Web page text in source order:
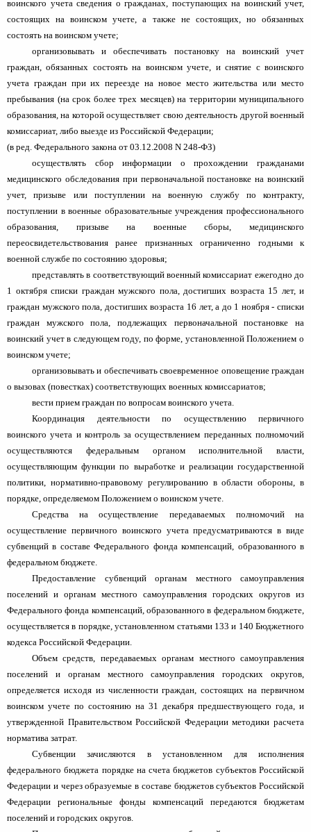
воинского учета сведения о гражданах, поступающих на воинский учет,
состоящих на воинском учете, а также не состоящих, но обязанных
состоять на воинском учете;
организовывать и обеспечивать постановку на воинский учет
граждан, обязанных состоять на воинском учете, и снятие с воинского
учета граждан при их переезде на новое место жительства или место
пребывания (на срок более трех месяцев) на территории муниципального
образования, на которой осуществляет свою деятельность другой военный
комиссариат, либо выезде из Российской Федерации;
(в ред. Федерального закона от 03.12.2008 N 248-ФЗ)
осуществлять сбор информации о прохождении гражданами
медицинского обследования при первоначальной постановке на воинский
учет, призыве или поступлении на военную службу по контракту,
поступлении в военные образовательные учреждения профессионального
образования, призыве на военные сборы, медицинского
переосвидетельствования ранее признанных ограниченно годными к
военной службе по состоянию здоровья;
представлять в соответствующий военный комиссариат ежегодно до
1 октября списки граждан мужского пола, достигших возраста 15 лет, и
граждан мужского пола, достигших возраста 16 лет, а до 1 ноября - списки
граждан мужского пола, подлежащих первоначальной постановке на
воинский учет в следующем году, по форме, установленной Положением о
воинском учете;
организовывать и обеспечивать своевременное оповещение граждан
о вызовах (повестках) соответствующих военных комиссариатов;
вести прием граждан по вопросам воинского учета.
Координация деятельности по осуществлению первичного
воинского учета и контроль за осуществлением переданных полномочий
осуществляются федеральным органом исполнительной власти,
осуществляющим функции по выработке и реализации государственной
политики, нормативно-правовому регулированию в области обороны, в
порядке, определяемом Положением о воинском учете.
Средства на осуществление передаваемых полномочий на
осуществление первичного воинского учета предусматриваются в виде
субвенций в составе Федерального фонда компенсаций, образованного в
федеральном бюджете.
Предоставление субвенций органам местного самоуправления
поселений и органам местного самоуправления городских округов из
Федерального фонда компенсаций, образованного в федеральном бюджете,
осуществляется в порядке, установленном статьями 133 и 140 Бюджетного
кодекса Российской Федерации.
Объем средств, передаваемых органам местного самоуправления
поселений и органам местного самоуправления городских округов,
определяется исходя из численности граждан, состоящих на первичном
воинском учете по состоянию на 31 декабря предшествующего года, и
утвержденной Правительством Российской Федерации методики расчета
норматива затрат.
Субвенции зачисляются в установленном для исполнения
федерального бюджета порядке на счета бюджетов субъектов Российской
Федерации и через образуемые в составе бюджетов субъектов Российской
Федерации региональные фонды компенсаций передаются бюджетам
поселений и городских округов.